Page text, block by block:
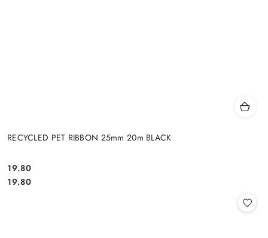
RECYCLED PET RIBBON 25mm 20m BLACK
Cena:
19.80
Cena:
19.80